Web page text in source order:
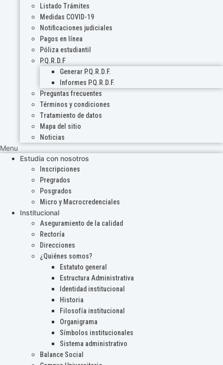
Listado Trámites
Medidas COVID-19
Notificaciones judiciales
Pagos en línea
Póliza estudiantil
P.Q.R.D.F
Generar P.Q.R.D.F.
Informes P.Q.R.D.F.
Preguntas frecuentes
Términos y condiciones
Tratamiento de datos
Mapa del sitio
Noticias
Menu
Estudia con nosotros
Inscripciones
Pregrados
Posgrados
Micro y Macrocredenciales
Institucional
Aseguramiento de la calidad
Rectoría
Direcciones
¿Quiénes somos?
Estatuto general
Estructura Administrativa
Identidad institucional
Historia
Filosofía institucional
Organigrama
Símbolos institucionales
Sistema administrativo
Balance Social